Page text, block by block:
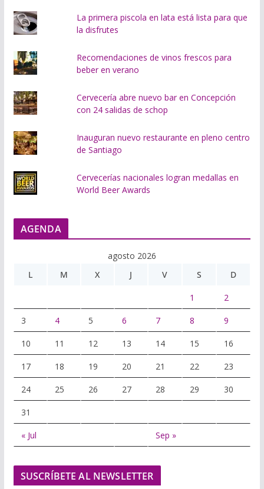
La primera piscola en lata está lista para que
la disfrutes
Recomendaciones de vinos frescos para
beber en verano
Cervecería abre nuevo bar en Concepción
con 24 salidas de schop
Inauguran nuevo restaurante en pleno centro
de Santiago
Cervecerías nacionales logran medallas en
World Beer Awards
AGENDA
agosto 2026
L
M X J V S D
1 2
3 4 5 6 7 8 9
10 11 12 13 14 15 16
17 18 19 20 21 22 23
24 25 26 27 28 29 30
31
« Jul Sep »
SUSCRÍBETE AL NEWSLETTER